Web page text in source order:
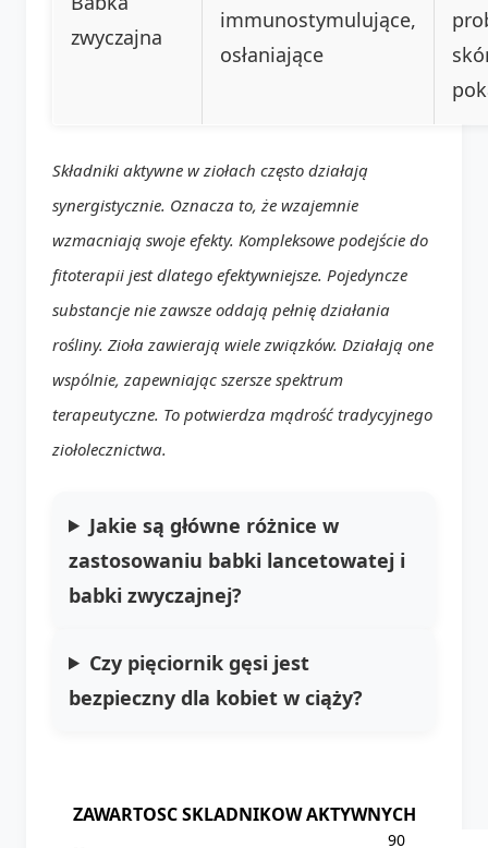
zwyczajna
immunostymulujące,
osłaniające
Składniki aktywne w ziołach często działają
synergistycznie. Oznacza to, że wzajemnie
wzmacniają swoje efekty. Kompleksowe podejście do
fitoterapii jest dlatego efektywniejsze. Pojedyncze
substancje nie zawsze oddają pełnię działania
rośliny. Zioła zawierają wiele związków. Działają one
wspólnie, zapewniając szersze spektrum
terapeutyczne. To potwierdza mądrość tradycyjnego
ziołolecznictwa.
Jakie są główne różnice w
zastosowaniu babki lancetowatej i
babki zwyczajnej?
Czy pięciornik gęsi jest
bezpieczny dla kobiet w ciąży?
ZAWARTOSC SKLADNIKOW AKTYWNYCH
90